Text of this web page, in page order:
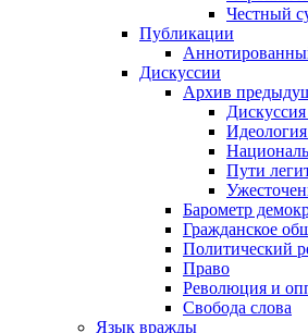
Честный
Публикации
Дискуссии
Архив
Пути
Барометр
Гражданское
Политический
Право
Революция и
Свобода слова
Язык вражды